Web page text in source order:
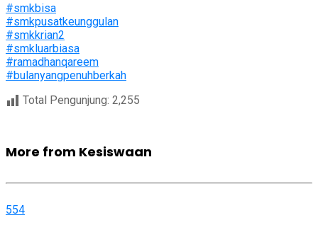
#smkbisa
#smkpusatkeunggulan
#smkkrian2
#smkluarbiasa
#ramadhanqareem
#bulanyangpenuhberkah
Total Pengunjung: 2,255
More from Kesiswaan
554